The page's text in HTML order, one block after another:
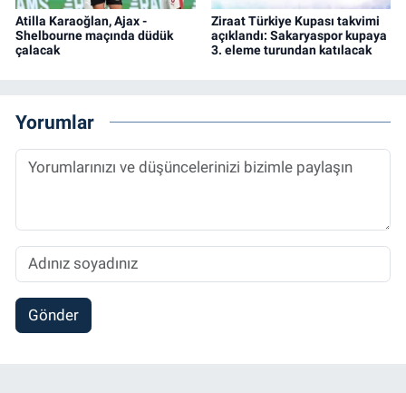
Atilla Karaoğlan, Ajax -
Shelbourne maçında düdük
çalacak
Ziraat Türkiye Kupası takvimi
açıklandı: Sakaryaspor kupaya
3. eleme turundan katılacak
Yorumlar
Gönder